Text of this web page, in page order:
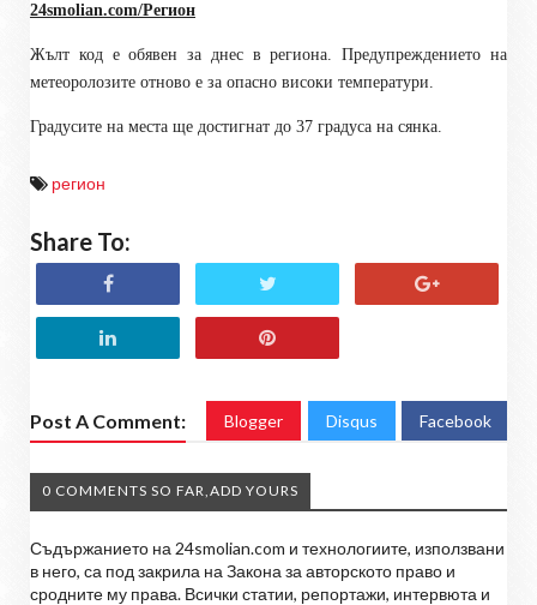
24smolian.com/Регион
Жълт код е обявен за днес в региона. Предупреждението на
метеоролозите отново е за опасно високи температури.
Градусите на места ще достигнат до 37 градуса на сянка.
регион
Share To:
Post A Comment: Blogger Disqus Facebook
0 COMMENTS SO FAR,ADD YOURS
Съдържанието на 24smolian.com и технологиите, използвани
в него, са под закрила на Закона за авторското право и
сродните му права. Всички статии, репортажи, интервюта и